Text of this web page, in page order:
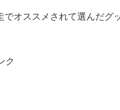
オススメされて選んだグ
ク